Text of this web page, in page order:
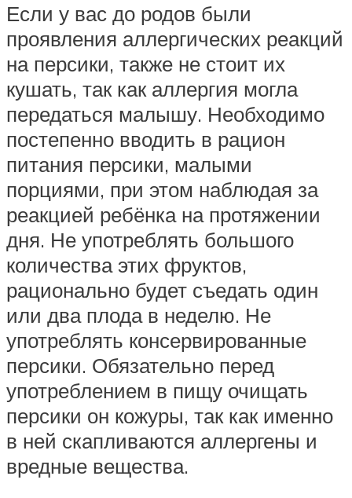
Если у вас до родов были
проявления аллергических реакций
на персики, также не стоит их
кушать, так как аллергия могла
передаться малышу. Необходимо
постепенно вводить в рацион
питания персики, малыми
порциями, при этом наблюдая за
реакцией ребёнка на протяжении
дня. Не употреблять большого
количества этих фруктов,
рационально будет съедать один
или два плода в неделю. Не
употреблять консервированные
персики. Обязательно перед
употреблением в пищу очищать
персики он кожуры, так как именно
в ней скапливаются аллергены и
вредные вещества.